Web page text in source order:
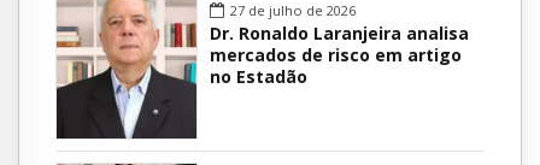
27 de julho de 2026
Dr. Ronaldo Laranjeira analisa
mercados de risco em artigo
no Estadão